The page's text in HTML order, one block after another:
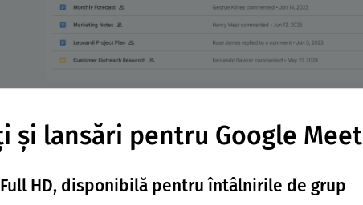
și lansări pentru Google Meet
HD, disponibilă pentru întâlnirile de grup